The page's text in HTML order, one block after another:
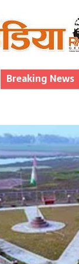
Breaking News